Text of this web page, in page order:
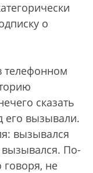
о
телефонном
сказать
его вызывали.
вызывался
По-
не